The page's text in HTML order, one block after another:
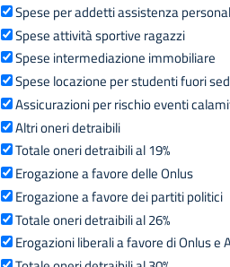
Spese per addetti assistenza
Spese attività sportive ragazzi
Spese intermediazione immobiliare
Spese locazione per studenti fuori
Assicurazioni per rischio eventi
Altri oneri detraibili
Totale oneri detraibili al 19%
Erogazione a favore delle Onlus
Erogazione a favore dei partiti politici
Totale oneri detraibili al 26%
Erogazioni liberali a favore di Onlus e